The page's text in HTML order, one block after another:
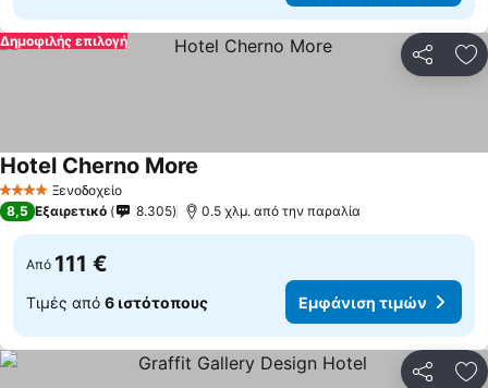
Δημοφιλής επιλογή
4 ΑστέριαΞενοδοχείο
Hotel Cherno More
8,5 Εξαιρετικό 8.305 0.5 χλμ. από την παραλία
Από 111 €
Τιμές από 6 ιστότοπους Εμφάνιση τιμών